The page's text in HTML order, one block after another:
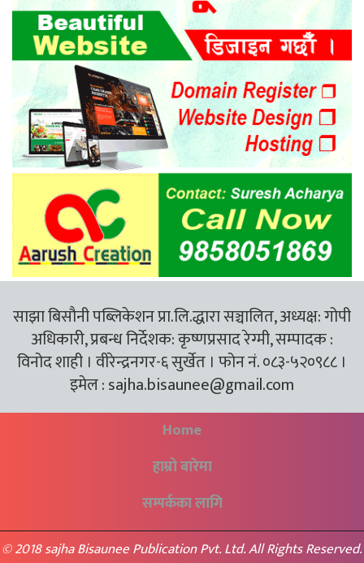
साझा बिसौनी पब्लिकेशन प्रा.लि.द्धारा सञ्चालित, अध्यक्ष: गोपी
अधिकारी, प्रबन्ध निर्देशक: कृष्णप्रसाद रेग्मी, सम्पादक :
विनोद शाही । वीरेन्द्रनगर-६ सुर्खेत । फोन नं. ०८३-५२०९८८ ।
इमेल :sajha.bisaunee@gmail.com
Home
हाम्रो बारेमा
सम्पर्कका लागि
© 2018 sajha Bisaunee Publication Pvt. Ltd. All Rights Reserved.